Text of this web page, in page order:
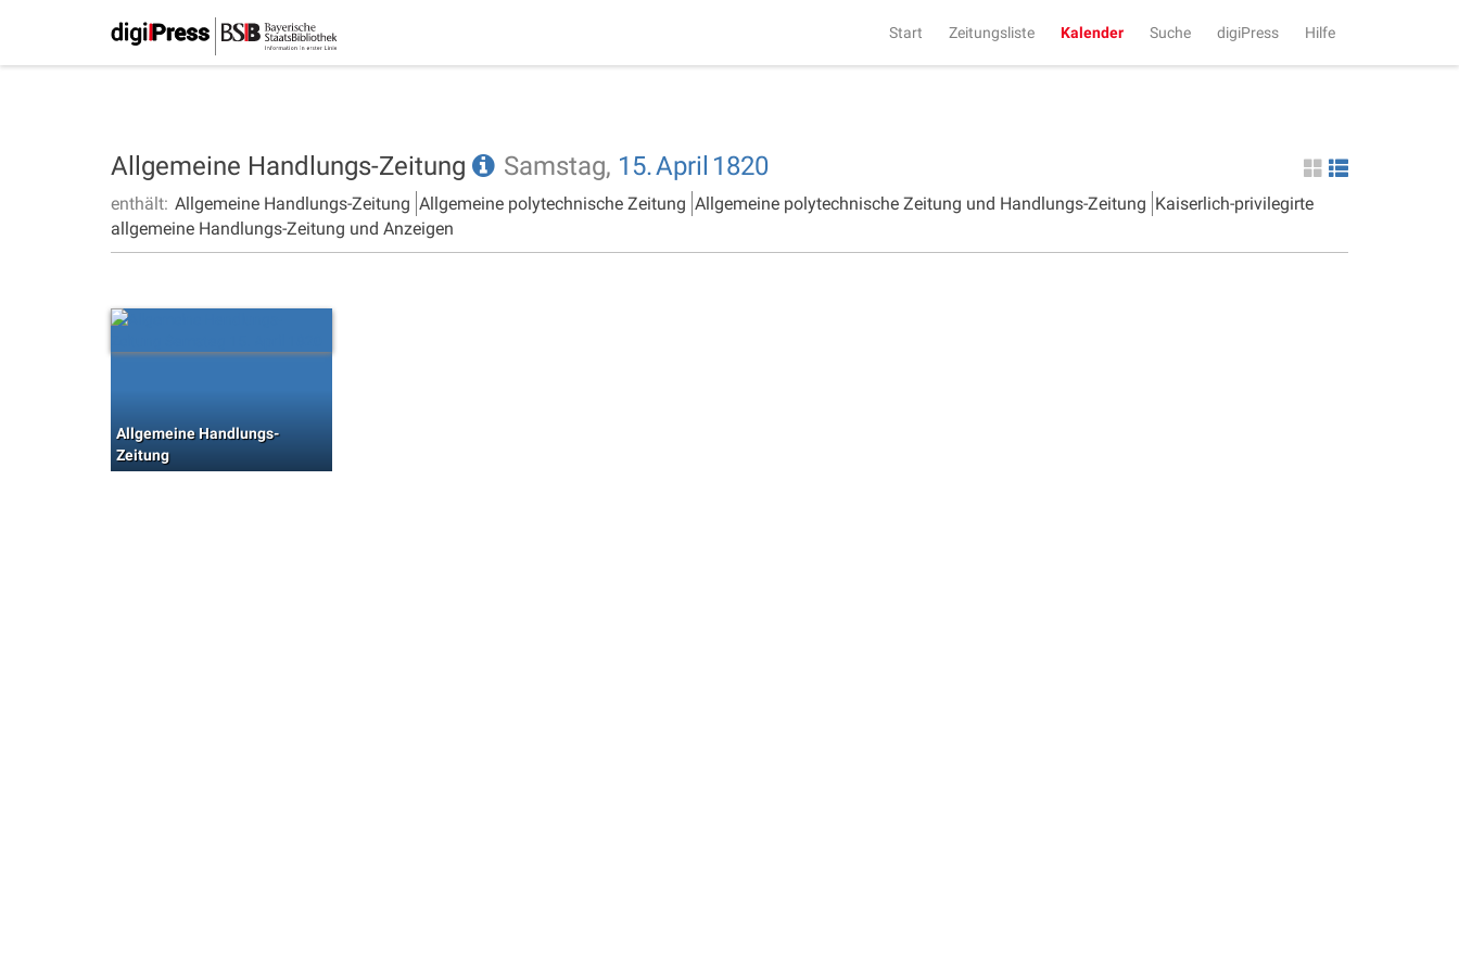
Start Zeitungsliste Kalender Suche digiPress Hilfe
Allgemeine Handlungs-Zeitung Samstag, 15.April 1820
enthält: Allgemeine Handlungs-Zeitung Allgemeine polytechnische Zeitung Allgemeine polytechnische Zeitung und Handlungs-Zeitung Kaiserlich-privilegirte
allgemeine Handlungs-Zeitung und Anzeigen
Allgemeine Handlungs-
Zeitung